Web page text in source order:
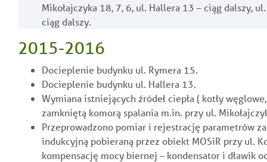
Mikołajczyka 18, 7, 6, ul. Hallera 13 – ciąg dalszy,
ciąg dalszy.
2015-2016
Docieplenie budynku ul. Rymera 15.
Docieplenie budynku ul. Hallera 13.
Wymiana istniejących źródeł ciepła ( kotły
zamkniętą komorą spalania m.in. przy ul.
Przeprowadzono pomiar i rejestrację parametrów
indukcyjną pobieraną przez obiekt MOSiR przy ul.
kompensację mocy biernej – kondensator i dławik